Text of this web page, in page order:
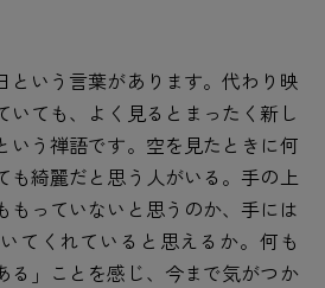
という言葉があります。代わり映
いても、よく見るとまったく新し
いう禅語です。空を見たときに何
も綺麗だと思う人がいる。手の上
もっていないと思うのか、手には
てくれていると思えるか。何も
る」ことを感じ、今まで気がつか